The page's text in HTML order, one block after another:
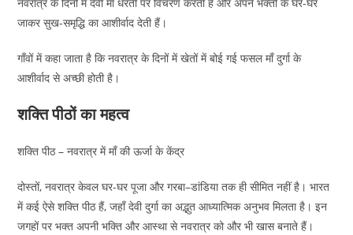
जाकर सुख-समृद्धि का आशीर्वाद देती हैं।
गाँवों में कहा जाता है कि नवरात्र के दिनों में खेतों में बोई गई फसल माँ दुर्गा के
आशीर्वाद से अच्छी होती है।
शक्ति पीठों का महत्व
शक्ति पीठ – नवरात्र में माँ की ऊर्जा के केंद्र
दोस्तों, नवरात्र केवल घर-घर पूजा और गरबा–डांडिया तक ही सीमित नहीं है। भारत
में कई ऐसे शक्ति पीठ हैं, जहाँ देवी दुर्गा का अद्भुत आध्यात्मिक अनुभव मिलता है। इन
जगहों पर भक्त अपनी भक्ति और आस्था से नवरात्र को और भी खास बनाते हैं।